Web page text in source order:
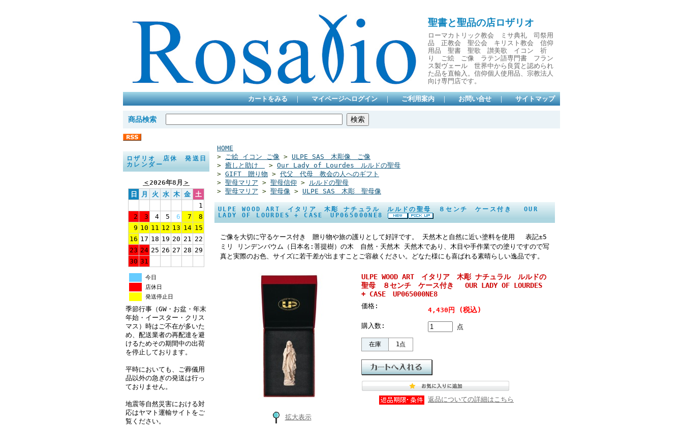
聖書と聖品の店ロザリオ
ローマカトリック教会 ミサ典礼 司祭用
品 正教会 聖公会 キリスト教会 信仰
用品 聖書 聖歌 讃美歌 イコン 祈
り ご絵 ご像 ラテン語専門書 フラン
ス製ヴェール 世界中から良質と認められ
た品を直輸入。信仰個人使用品、宗教法人
向け専門店です。
カートをみる ｜ マイページへログイン ｜ ご利用案内 ｜ お問い合せ ｜ サイトマップ
商品検索
ロザリオ 店休 発送日
カレンダー
＜2026年8月 ＞
日
月 火 水 木 金 土
1
2
3 4 5 6 7
8
9 10 11 12 13 14 15
16 17 18 19 20 21 22
23 24 25 26 27 28 29
30 31
今日
店休日
発送停止日
季節行事（GW・お盆・年末
年始・イースター・クリス
マス）時はご不在が多いた
め、配送業者の再配達を避
けるためその期間中の出荷
を停止しております。
平時においても、ご葬儀用
品以外の急ぎの発送は行っ
ておりません。
地震等自然災害における対
応はヤマト運輸サイトをご
覧ください。
HOME
> ご絵 イコン ご像 > ULPE SAS 木彫像 ご像
> 癒しと助け > Our Lady of Lourdes ルルドの聖母
> GIFT 贈り物 > 代父 代母 教会の人へのギフト
> 聖母マリア > 聖母信仰 > ルルドの聖母
> 聖母マリア > 聖母像 > ULPE SAS 木彫 聖母像
ULPE WOOD ART イタリア 木彫 ナチュラル ルルドの聖母 ８センチ ケース付き OUR
LADY OF LOURDES + CASE UP065000NE8
ご像を大切に守るケース付き 贈り物や旅の護りとして好評です。 天然木と自然に近い塗料を使用 表記±5
ミリ リンデンバウム（日本名:菩提樹）の木 自然・天然木 天然木であり、木目や手作業での塗りですので写
真と実際のお色、サイズに若干差が出ますことご容赦ください。どなた様にも喜ばれる素晴らしい逸品です。
拡大表示
ULPE WOOD ART イタリア 木彫 ナチュラル ルルドの
聖母 ８センチ ケース付き OUR LADY OF LOURDES
+ CASE UP065000NE8
価格:
4,430円 (税込)
購入数: 点
在庫 1点
返品についての詳細はこちら